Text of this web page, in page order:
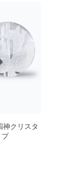
神クリスタ
プ